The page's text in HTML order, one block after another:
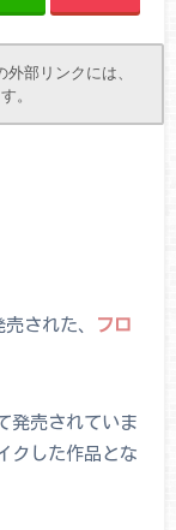
部リンクには、
。
された、
フロ
発売されていま
クした作品とな